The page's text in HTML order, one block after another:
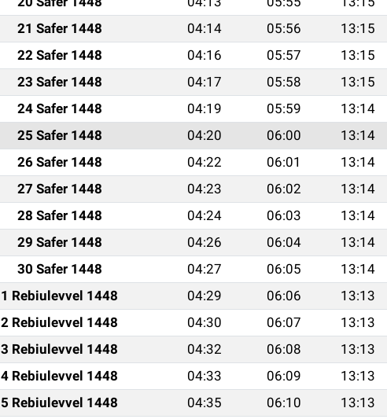
21 Safer 1448 04:14 05:56 13:15
22 Safer 1448 04:16 05:57 13:15
23 Safer 1448 04:17 05:58 13:15
24 Safer 1448 04:19 05:59 13:14
25 Safer 1448 04:20 06:00 13:14
26 Safer 1448 04:22 06:01 13:14
27 Safer 1448 04:23 06:02 13:14
28 Safer 1448 04:24 06:03 13:14
29 Safer 1448 04:26 06:04 13:14
30 Safer 1448 04:27 06:05 13:14
1 Rebiulevvel 1448 04:29 06:06 13:13
2 Rebiulevvel 1448 04:30 06:07 13:13
3 Rebiulevvel 1448 04:32 06:08 13:13
4 Rebiulevvel 1448 04:33 06:09 13:13
5 Rebiulevvel 1448 04:35 06:10 13:13